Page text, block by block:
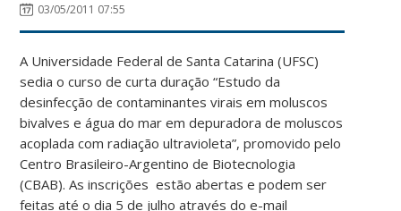
03/05/2011 07:55
A Universidade Federal de Santa Catarina (UFSC)
sedia o curso de curta duração “Estudo da
desinfecção de contaminantes virais em moluscos
bivalves e água do mar em depuradora de moluscos
acoplada com radiação ultravioleta”, promovido pelo
Centro Brasileiro-Argentino de Biotecnologia
(CBAB). As inscrições estão abertas e podem ser
feitas até o dia 5 de julho através do e-mail